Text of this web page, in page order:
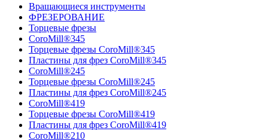
Вращающиеся инструменты
ФРЕЗЕРОВАНИЕ
Торцевые фрезы
CoroMill®345
Торцевые фрезы CoroMill®345
Пластины для фрез CoroMill®345
CoroMill®245
Торцевые фрезы CoroMill®245
Пластины для фрез CoroMill®245
CoroMill®419
Торцевые фрезы CoroMill®419
Пластины для фрез CoroMill®419
CoroMill®210